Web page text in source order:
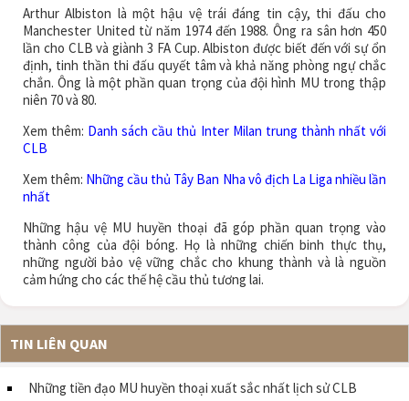
Arthur Albiston là một hậu vệ trái đáng tin cậy, thi đấu cho
Manchester United từ năm 1974 đến 1988. Ông ra sân hơn 450
lần cho CLB và giành 3 FA Cup. Albiston được biết đến với sự ổn
định, tinh thần thi đấu quyết tâm và khả năng phòng ngự chắc
chắn. Ông là một phần quan trọng của đội hình MU trong thập
niên 70 và 80.
Xem thêm: Danh sách cầu thủ Inter Milan trung thành nhất với
CLB
Xem thêm: Những cầu thủ Tây Ban Nha vô địch La Liga nhiều lần
nhất
Những hậu vệ MU huyền thoại đã góp phần quan trọng vào
thành công của đội bóng. Họ là những chiến binh thực thụ,
những người bảo vệ vững chắc cho khung thành và là nguồn
cảm hứng cho các thế hệ cầu thủ tương lai.
TIN LIÊN QUAN
Những tiền đạo MU huyền thoại xuất sắc nhất lịch sử CLB